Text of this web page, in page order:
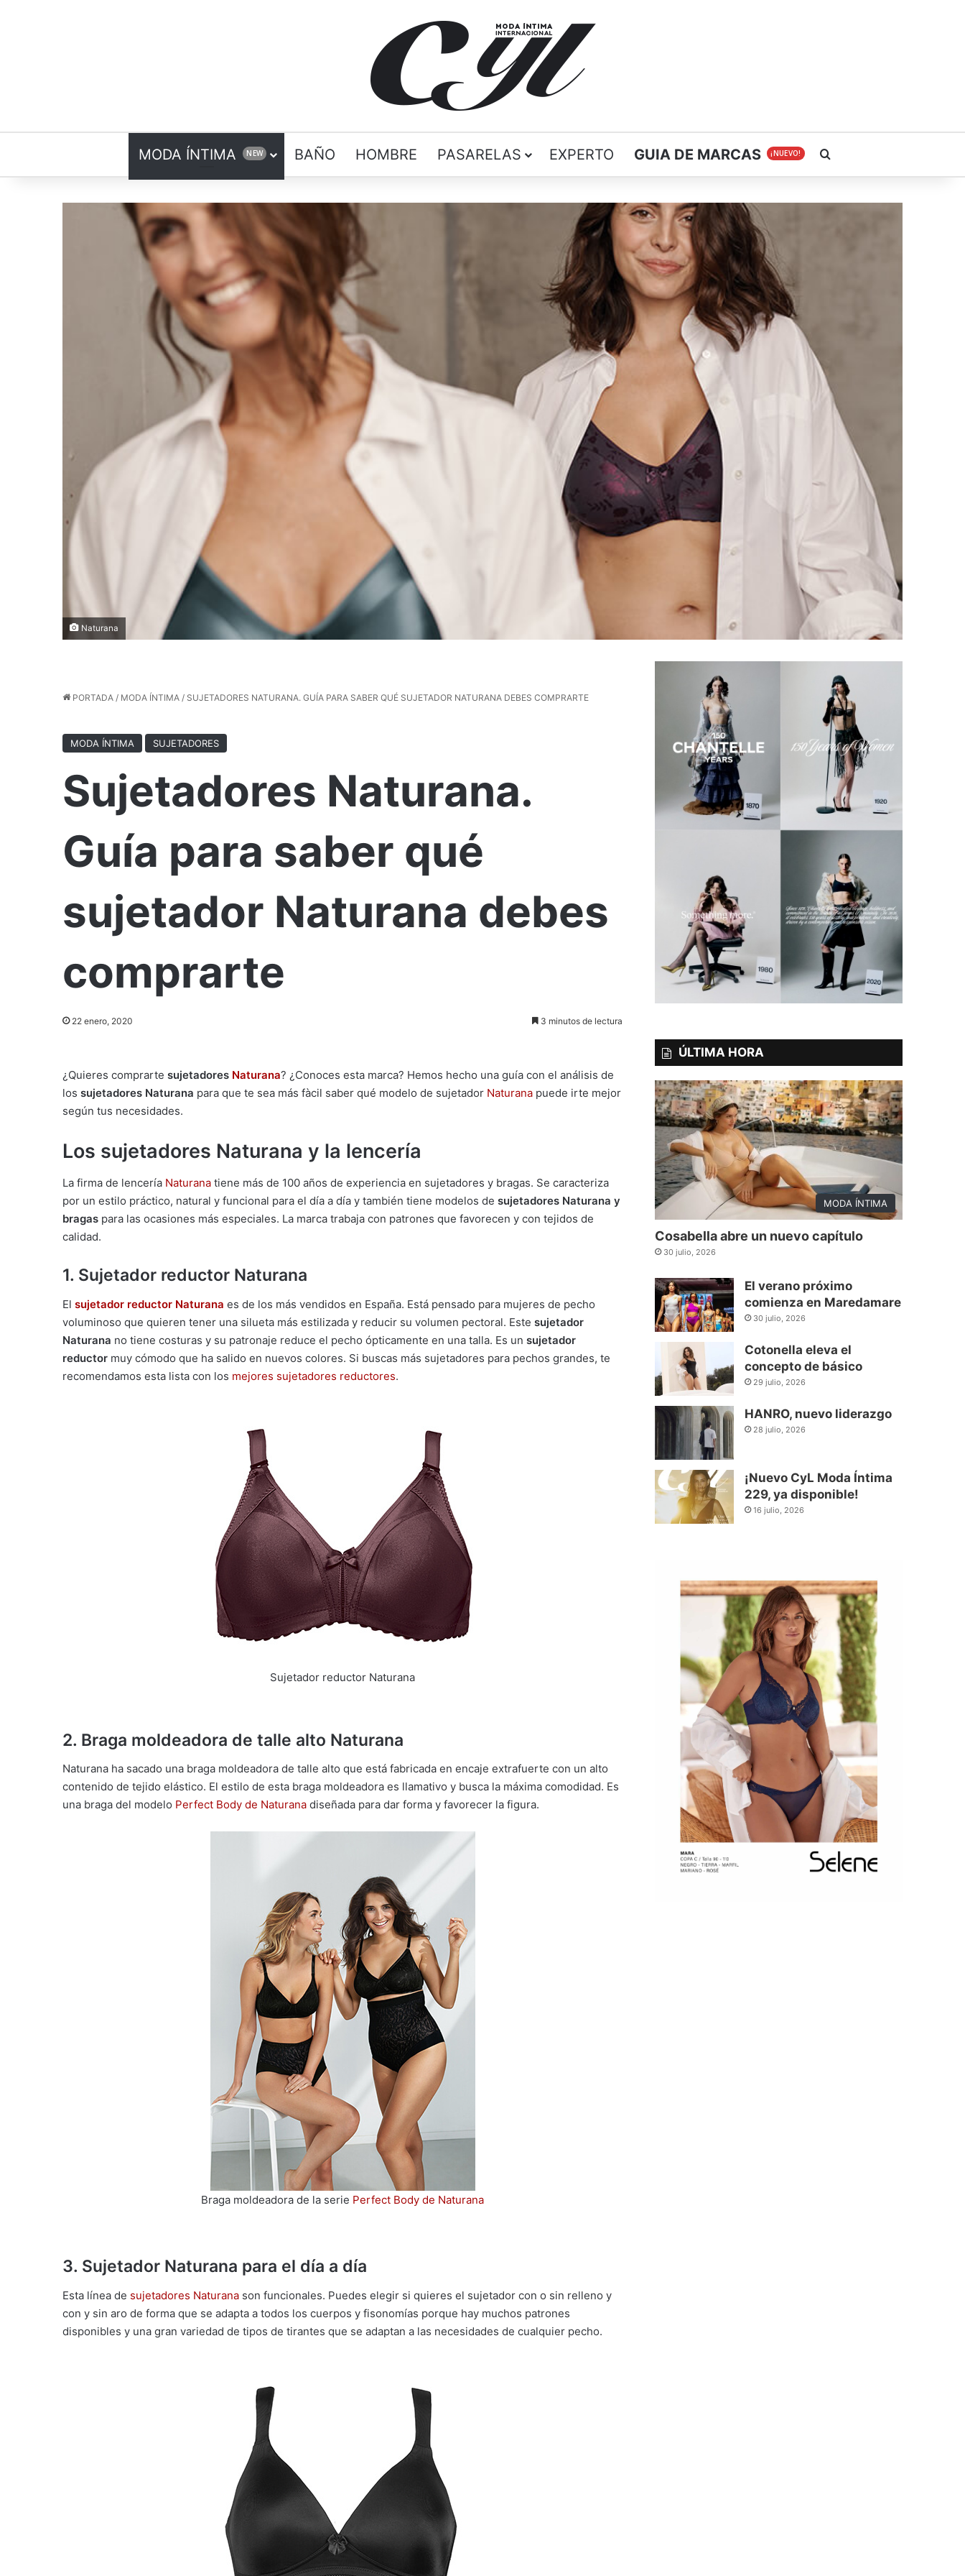
MODA ÍNTIMA NEW BAÑO HOMBRE PASARELAS EXPERTO GUIA DE MARCAS ¡NUEVO!
Naturana
PORTADA / MODA ÍNTIMA / SUJETADORES NATURANA. GUÍA PARA SABER QUÉ SUJETADOR NATURANA DEBES COMPRARTE
MODA ÍNTIMA SUJETADORES
Sujetadores Naturana.
Guía para saber qué
sujetador Naturana debes
comprarte
22 enero, 2020 3 minutos de lectura
¿Quieres comprarte sujetadores Naturana? ¿Conoces esta marca? Hemos hecho una guía con el análisis de
los sujetadores Naturana para que te sea más fàcil saber qué modelo de sujetador Naturana puede irte mejor
según tus necesidades.
Los sujetadores Naturana y la lencería
La firma de lencería Naturana tiene más de 100 años de experiencia en sujetadores y bragas. Se caracteriza
por un estilo práctico, natural y funcional para el día a día y también tiene modelos de sujetadores Naturana y
bragas para las ocasiones más especiales. La marca trabaja con patrones que favorecen y con tejidos de
calidad.
1. Sujetador reductor Naturana
El sujetador reductor Naturana es de los más vendidos en España. Está pensado para mujeres de pecho
voluminoso que quieren tener una silueta más estilizada y reducir su volumen pectoral. Este sujetador
Naturana no tiene costuras y su patronaje reduce el pecho ópticamente en una talla. Es un sujetador
reductor muy cómodo que ha salido en nuevos colores. Si buscas más sujetadores para pechos grandes, te
recomendamos esta lista con los mejores sujetadores reductores.
Sujetador reductor Naturana
2. Braga moldeadora de talle alto Naturana
Naturana ha sacado una braga moldeadora de talle alto que está fabricada en encaje extrafuerte con un alto
contenido de tejido elástico. El estilo de esta braga moldeadora es llamativo y busca la máxima comodidad. Es
una braga del modelo Perfect Body de Naturana diseñada para dar forma y favorecer la figura.
Braga moldeadora de la serie Perfect Body de Naturana
3. Sujetador Naturana para el día a día
Esta línea de sujetadores Naturana son funcionales. Puedes elegir si quieres el sujetador con o sin relleno y
con y sin aro de forma que se adapta a todos los cuerpos y fisonomías porque hay muchos patrones
disponibles y una gran variedad de tipos de tirantes que se adaptan a las necesidades de cualquier pecho.
ÚLTIMA HORA
MODA ÍNTIMA
Cosabella abre un nuevo capítulo
30 julio, 2026
El verano próximo
comienza en Maredamare
30 julio, 2026
Cotonella eleva el
concepto de básico
29 julio, 2026
HANRO, nuevo liderazgo
28 julio, 2026
¡Nuevo CyL Moda Íntima
229, ya disponible!
16 julio, 2026